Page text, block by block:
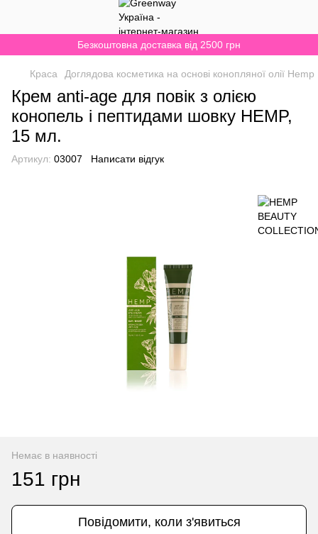
Безкоштовна доставка від 2500 грн
Краса Доглядова косметика на основі конопляної олії Hemp
Крем anti-age для повік з олією
конопель і пептидами шовку HEMP,
15 мл.
Артикул: 03007 Написати відгук
Немає в наявності
151 грн
Повідомити, коли з'явиться